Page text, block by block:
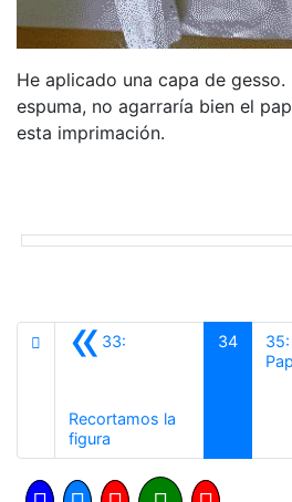
He aplicado una capa de gesso.
espuma, no agarraría bien el
esta imprimación.
«33:
Recortamos la
figura
34